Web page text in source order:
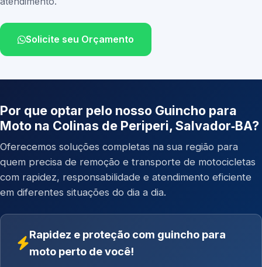
Solicite seu Orçamento
Por que optar pelo nosso Guincho para
Moto na Colinas de Periperi, Salvador‑BA?
Oferecemos soluções completas na sua região para
quem precisa de remoção e transporte de motocicletas
com rapidez, responsabilidade e atendimento eficiente
em diferentes situações do dia a dia.
Rapidez e proteção com guincho para
moto perto de você!